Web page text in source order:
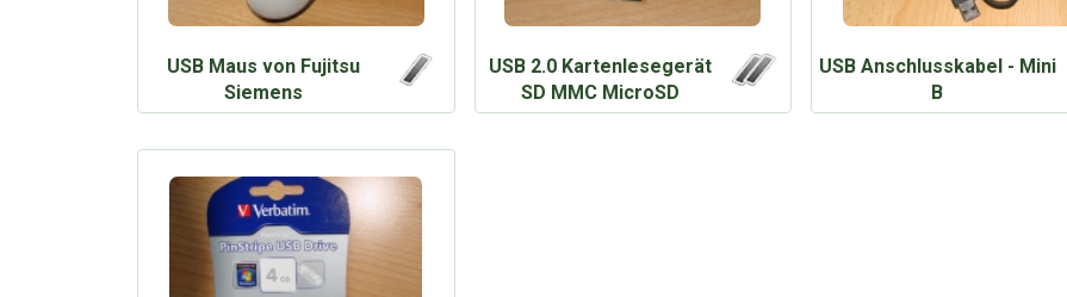
USB Maus von Fujitsu
Siemens
USB 2.0 Kartenlesegerät
SD MMC MicroSD
USB Anschlusskabel - Mini
B